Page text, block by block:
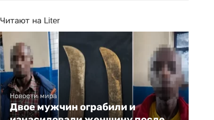
Читают на Liter
Новости мира
Двое мужчин ограбили и